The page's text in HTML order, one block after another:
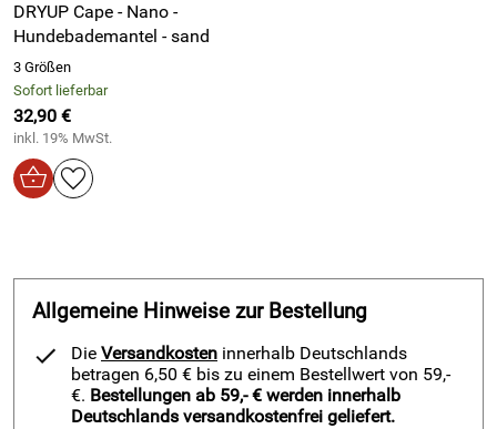
DRYUP Cape - Nano -
Hundebademantel - sand
3 Größen
Sofort lieferbar
32,90 €
inkl. 19% MwSt.
Allgemeine Hinweise zur Bestellung
Die Versandkosten innerhalb Deutschlands
betragen 6,50 € bis zu einem Bestellwert von 59,-
€. Bestellungen ab 59,- € werden innerhalb
Deutschlands versandkostenfrei geliefert.